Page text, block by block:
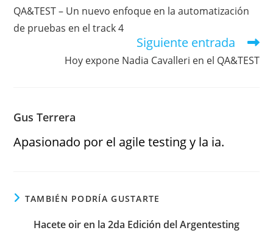
QA&TEST – Un nuevo enfoque en la automatización
de pruebas en el track 4
Siguiente entrada
Hoy expone Nadia Cavalleri en el QA&TEST
Gus Terrera
Apasionado por el agile testing y la ia.
TAMBIÉN PODRÍA GUSTARTE
Hacete oir en la 2da Edición del Argentesting